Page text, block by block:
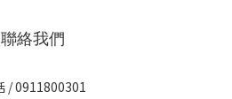
聯絡我們
/ 0911800301